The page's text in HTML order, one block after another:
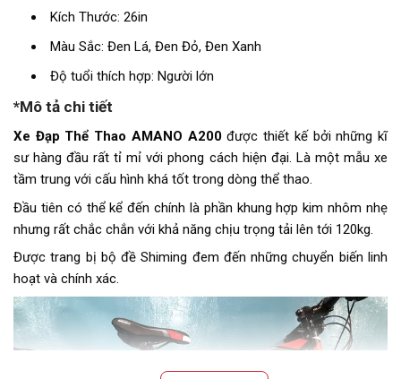
Kích Thước: 26in
Màu Sắc: Đen Lá, Đen Đỏ, Đen Xanh
Độ tuổi thích hợp: Người lớn
*Mô tả chi tiết
Xe Đạp Thể Thao AMANO A200được thiết kế bởi những kĩ
sư hàng đầu rất tỉ mỉ với phong cách hiện đại. Là một mẫu xe
tầm trung với cấu hình khá tốt trong dòng thể thao.
Đầu tiên có thể kể đến chính là phần khung hợp kim nhôm nhẹ
nhưng rất chắc chắn với khả năng chịu trọng tải lên tới 120kg.
Được trang bị bộ đề Shiming đem đến những chuyển biến linh
hoạt và chính xác.